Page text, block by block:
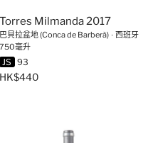
Torres Milmanda 2017
巴貝拉盆地 (Conca de Barberà) ∙ 西班牙
750毫升
JS 93
HK$440